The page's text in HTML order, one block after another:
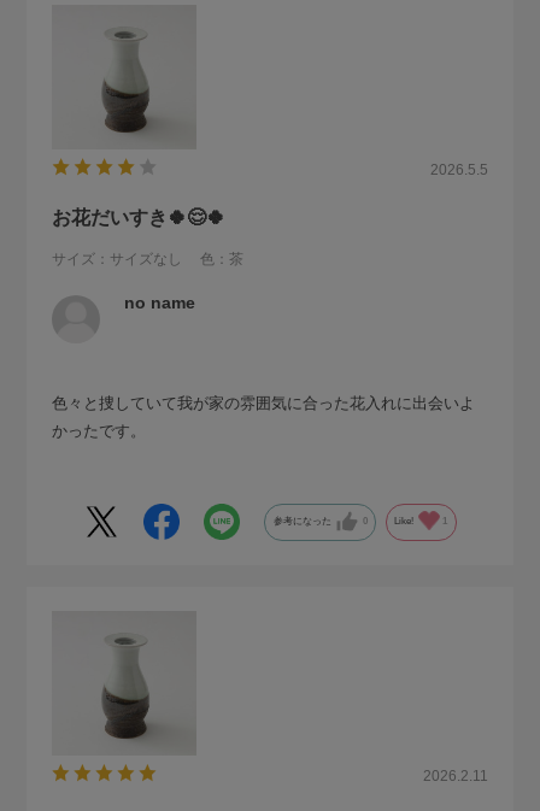
2026.5.5
お花だいすき🍀😌🍀
サイズ：サイズなし 色：茶
no name
色々と捜していて我が家の雰囲気に合った花入れに出会いよ
かったです。
参考になった 0 Like! 1
2026.2.11